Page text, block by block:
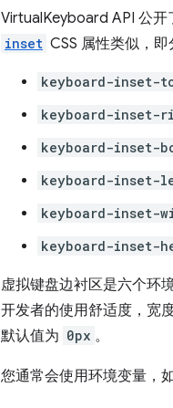
VirtualKeyboard API 公开
inset CSS 属性类似，
keyboard-inset-
keyboard-inset-
keyboard-inset-
keyboard-inset-
keyboard-inset-
keyboard-inset-
虚拟键盘边衬区是六个环
开发者的使用舒适度，宽
默认值为 0px 。
您通常会使用环境变量，